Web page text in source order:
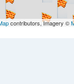
contributors, Imagery ©